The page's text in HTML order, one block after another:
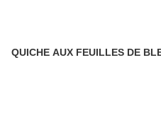
QUICHE AUX FEUILLES DE